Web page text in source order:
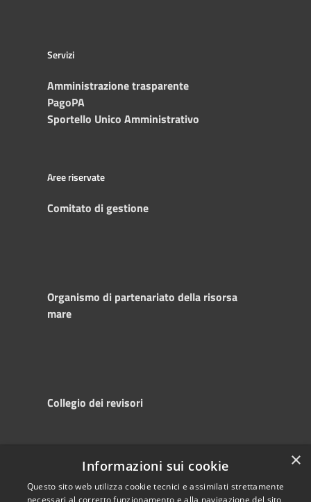
Servizi
Amministrazione trasparente
PagoPA
Sportello Unico Amministrativo
Aree riservate
Comitato di gestione
Organismo di partenariato della risorsa
mare
Collegio dei revisori
Accessibility
Copyright © 2025
Autorità di
×
Informazioni sui cookie
Questo sito web utilizza cookie tecnici e assimilati strettamente
necessari al corretto funzionamento e alla navigazione del sito,